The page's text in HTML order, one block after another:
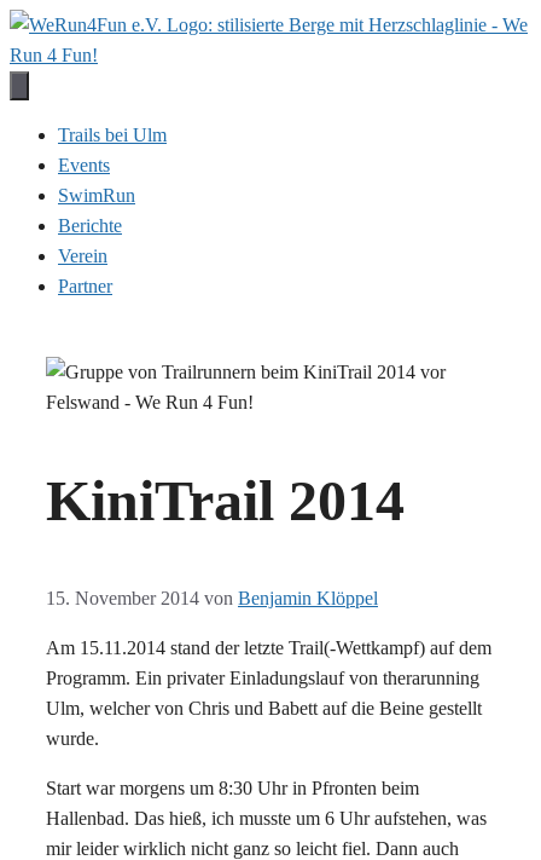
Zum
Inhalt
Trails bei Ulm
Events
SwimRun
Berichte
Verein
Partner
KiniTrail 2014
15. November 2014 von Benjamin Klöppel
Am 15.11.2014 stand der letzte Trail(-Wettkampf) auf dem
Programm. Ein privater Einladungslauf von therarunning
Ulm, welcher von Chris und Babett auf die Beine gestellt
wurde.
Start war morgens um 8:30 Uhr in Pfronten beim
Hallenbad. Das hieß, ich musste um 6 Uhr aufstehen, was
mir leider wirklich nicht ganz so leicht fiel. Dann auch